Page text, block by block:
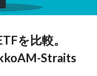
を比較。
Straits